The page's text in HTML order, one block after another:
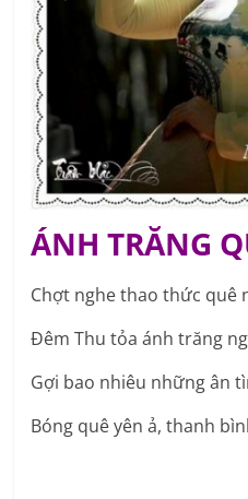
ÁNH TRĂNG
Chợt nghe thao thức quê
Đêm Thu tỏa ánh trăng
Gợi bao nhiêu những ân
Bóng quê yên ả, thanh